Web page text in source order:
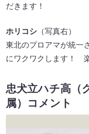
だきます！
ホリコシ （写真右）
東北のプロアマが統一
にワクワクします！
忠犬立ハチ高（
属）コメント